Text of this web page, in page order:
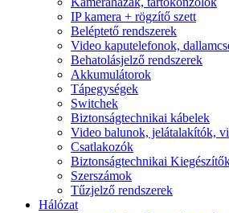
IP kamera + rögzítő szett
Beléptető rendszerek
Video kaputelefonok,
Behatolásjelző rendszerek
Akkumulátorok
Tápegységek
Switchek
Biztonságtechnikai kábelek
Video balunok, jelátalakítók,
Csatlakozók
Biztonságtechnikai
Szerszámok
Tűzjelző rendszerek
Hálózat